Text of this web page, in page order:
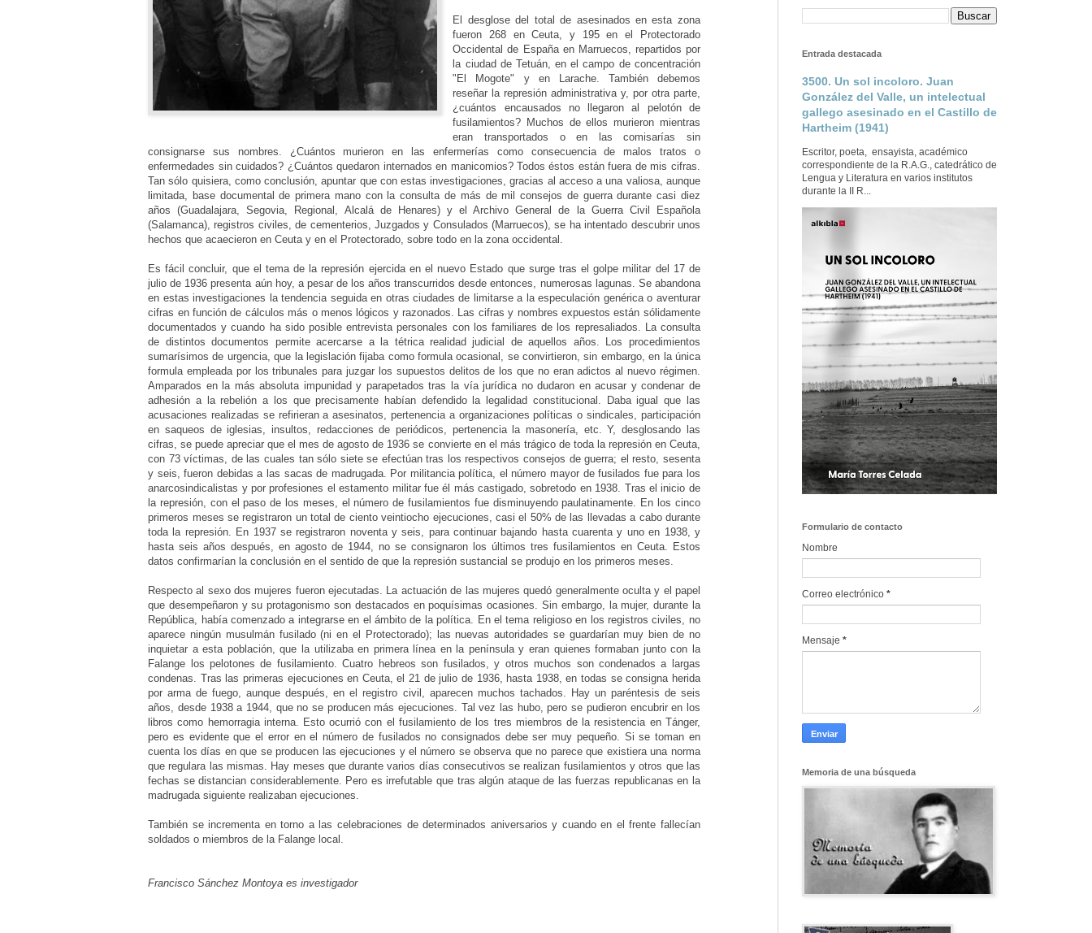
El desglose del total de asesinados en esta zona
fueron 268 en Ceuta, y 195 en el Protectorado
Occidental de España en Marruecos, repartidos por
la ciudad de Tetuán, en el campo de concentración
"El Mogote" y en Larache. También debemos
reseñar la represión administrativa y, por otra parte,
¿cuántos encausados no llegaron al pelotón de
fusilamientos? Muchos de ellos murieron mientras
eran transportados o en las comisarías sin
consignarse sus nombres. ¿Cuántos murieron en las enfermerías como consecuencia de malos tratos o
enfermedades sin cuidados? ¿Cuántos quedaron internados en manicomios? Todos éstos están fuera de mis cifras.
Tan sólo quisiera, como conclusión, apuntar que con estas investigaciones, gracias al acceso a una valiosa, aunque
limitada, base documental de primera mano con la consulta de más de mil consejos de guerra durante casi diez
años (Guadalajara, Segovia, Regional, Alcalá de Henares) y el Archivo General de la Guerra Civil Española
(Salamanca), registros civiles, de cementerios, Juzgados y Consulados (Marruecos), se ha intentado descubrir unos
hechos que acaecieron en Ceuta y en el Protectorado, sobre todo en la zona occidental.
Es fácil concluir, que el tema de la represión ejercida en el nuevo Estado que surge tras el golpe militar del 17 de
julio de 1936 presenta aún hoy, a pesar de los años transcurridos desde entonces, numerosas lagunas. Se abandona
en estas investigaciones la tendencia seguida en otras ciudades de limitarse a la especulación genérica o aventurar
cifras en función de cálculos más o menos lógicos y razonados. Las cifras y nombres expuestos están sólidamente
documentados y cuando ha sido posible entrevista personales con los familiares de los represaliados. La consulta
de distintos documentos permite acercarse a la tétrica realidad judicial de aquellos años. Los procedimientos
sumarísimos de urgencia, que la legislación fijaba como formula ocasional, se convirtieron, sin embargo, en la única
formula empleada por los tribunales para juzgar los supuestos delitos de los que no eran adictos al nuevo régimen.
Amparados en la más absoluta impunidad y parapetados tras la vía jurídica no dudaron en acusar y condenar de
adhesión a la rebelión a los que precisamente habían defendido la legalidad constitucional. Daba igual que las
acusaciones realizadas se refirieran a asesinatos, pertenencia a organizaciones políticas o sindicales, participación
en saqueos de iglesias, insultos, redacciones de periódicos, pertenencia la masonería, etc. Y, desglosando las
cifras, se puede apreciar que el mes de agosto de 1936 se convierte en el más trágico de toda la represión en Ceuta,
con 73 víctimas, de las cuales tan sólo siete se efectúan tras los respectivos consejos de guerra; el resto, sesenta
y seis, fueron debidas a las sacas de madrugada. Por militancia política, el número mayor de fusilados fue para los
anarcosindicalistas y por profesiones el estamento militar fue él más castigado, sobretodo en 1938. Tras el inicio de
la represión, con el paso de los meses, el número de fusilamientos fue disminuyendo paulatinamente. En los cinco
primeros meses se registraron un total de ciento veintiocho ejecuciones, casi el 50% de las llevadas a cabo durante
toda la represión. En 1937 se registraron noventa y seis, para continuar bajando hasta cuarenta y uno en 1938, y
hasta seis años después, en agosto de 1944, no se consignaron los últimos tres fusilamientos en Ceuta. Estos
datos confirmarían la conclusión en el sentido de que la represión sustancial se produjo en los primeros meses.
Respecto al sexo dos mujeres fueron ejecutadas. La actuación de las mujeres quedó generalmente oculta y el papel
que desempeñaron y su protagonismo son destacados en poquísimas ocasiones. Sin embargo, la mujer, durante la
República, había comenzado a integrarse en el ámbito de la política. En el tema religioso en los registros civiles, no
aparece ningún musulmán fusilado (ni en el Protectorado); las nuevas autoridades se guardarían muy bien de no
inquietar a esta población, que la utilizaba en primera línea en la península y eran quienes formaban junto con la
Falange los pelotones de fusilamiento. Cuatro hebreos son fusilados, y otros muchos son condenados a largas
condenas. Tras las primeras ejecuciones en Ceuta, el 21 de julio de 1936, hasta 1938, en todas se consigna herida
por arma de fuego, aunque después, en el registro civil, aparecen muchos tachados. Hay un paréntesis de seis
años, desde 1938 a 1944, que no se producen más ejecuciones. Tal vez las hubo, pero se pudieron encubrir en los
libros como hemorragia interna. Esto ocurrió con el fusilamiento de los tres miembros de la resistencia en Tánger,
pero es evidente que el error en el número de fusilados no consignados debe ser muy pequeño. Si se toman en
cuenta los días en que se producen las ejecuciones y el número se observa que no parece que existiera una norma
que regulara las mismas. Hay meses que durante varios días consecutivos se realizan fusilamientos y otros que las
fechas se distancian considerablemente. Pero es irrefutable que tras algún ataque de las fuerzas republicanas en la
madrugada siguiente realizaban ejecuciones.
También se incrementa en torno a las celebraciones de determinados aniversarios y cuando en el frente fallecían
soldados o miembros de la Falange local.
Francisco Sánchez Montoya es investigador
Entrada destacada
3500. Un sol incoloro. Juan
González del Valle, un intelectual
gallego asesinado en el Castillo de
Hartheim (1941)
Escritor, poeta, ensayista, académico
correspondiente de la R.A.G., catedrático de
Lengua y Literatura en varios institutos
durante la II R...
Formulario de contacto
Nombre
Correo electrónico *
Mensaje *
Memoria de una búsqueda